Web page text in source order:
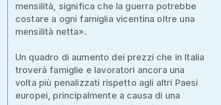
mensilità, significa che la guerra potrebbe
costare a ogni famiglia vicentina oltre una
mensilità netta».
Un quadro di aumento dei prezzi che in Italia
troverà famiglie e lavoratori ancora una
volta più penalizzati rispetto agli altri Paesi
europei, principalmente a causa di una